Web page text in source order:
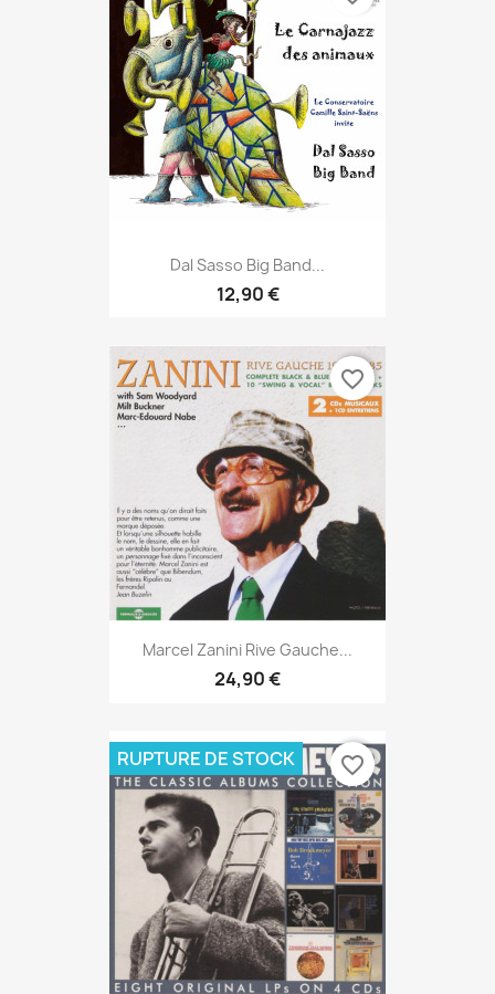
Dal Sasso Big Band...
12,90 €
Marcel Zanini Rive Gauche...
24,90 €
favorite_border
RUPTURE DE STOCK favorite_border